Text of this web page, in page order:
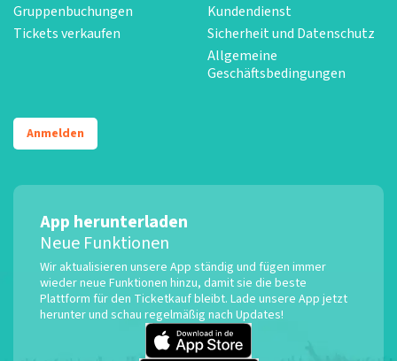
Gruppenbuchungen
Tickets verkaufen
Kundendienst
Sicherheit und Datenschutz
Allgemeine
Geschäftsbedingungen
Anmelden
App herunterladen
Neue Funktionen
Wir aktualisieren unsere App ständig und fügen immer
wieder neue Funktionen hinzu, damit sie die beste
Plattform für den Ticketkauf bleibt. Lade unsere App jetzt
herunter und schau regelmäßig nach Updates!